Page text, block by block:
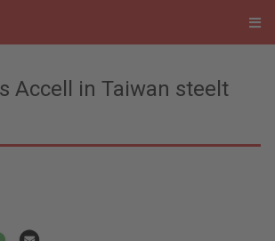
Accell in Taiwan steelt